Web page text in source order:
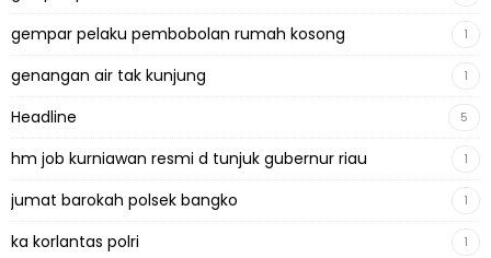
gempar pelaku pembobolan rumah kosong 1
genangan air tak kunjung 1
Headline 5
hm job kurniawan resmi d tunjuk gubernur riau 1
jumat barokah polsek bangko 1
ka korlantas polri 1